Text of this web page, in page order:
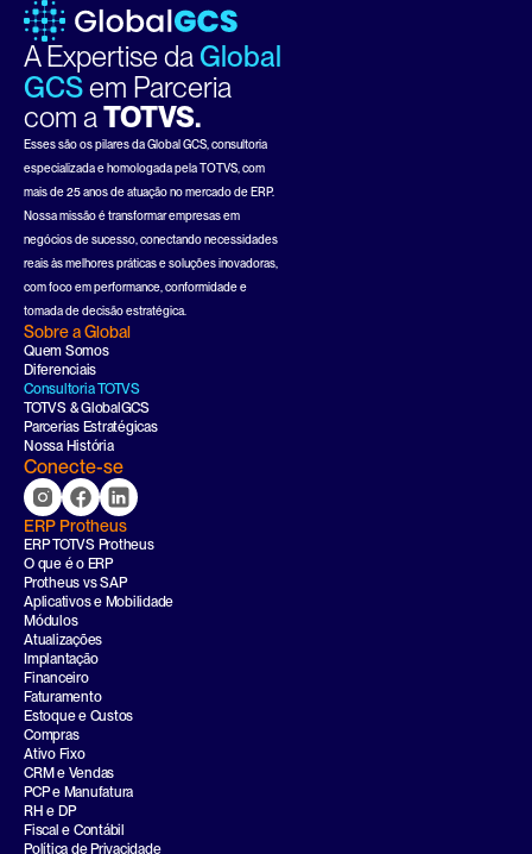
A Expertise da Global
GCSem Parceria
com a TOTVS.
Esses são os pilares da Global GCS, consultoria
especializada e homologada pela TOTVS, com
mais de 25 anos de atuação no mercado de ERP.
Nossa missão é transformar empresas em
negócios de sucesso, conectando necessidades
reais às melhores práticas e soluções inovadoras,
com foco em performance, conformidade e
tomada de decisão estratégica.
Sobre a Global
Quem Somos
Diferenciais
Consultoria TOTVS
TOTVS & GlobalGCS
Parcerias Estratégicas
Nossa História
Conecte-se
ERP Protheus
ERP TOTVS Protheus
O que é o ERP
Protheus vs SAP
Aplicativos e Mobilidade
Módulos
Atualizações
Implantação
Financeiro
Faturamento
Estoque e Custos
Compras
Ativo Fixo
CRM e Vendas
PCP e Manufatura
RH e DP
Fiscal e Contábil
Política de Privacidade